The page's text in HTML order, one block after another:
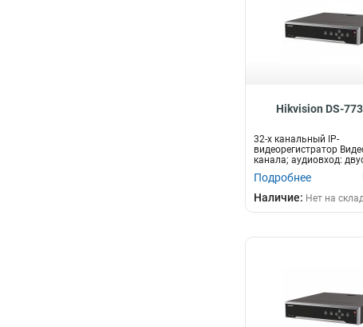
Hikvision DS-
32-х канальный IP-
видеорегистратор
канала; аудиовход:
аудио 1 канал...
Подробнее
Наличие: Нет на